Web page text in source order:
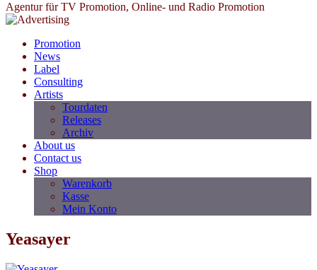
Agentur für TV Promotion, Online- und Radio Promotion
Promotion
News
Label
Consulting
Artists
Tourdaten
Releases
Archiv
About us
Contact us
Shop
Warenkorb
Kasse
Mein Konto
Yeasayer